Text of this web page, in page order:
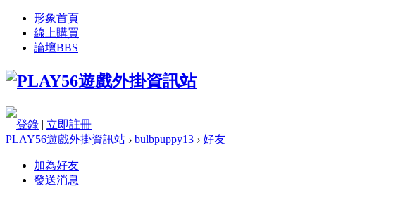
形象首頁
線上購買
論壇BBS
登錄 | 立即註冊
PLAY56遊戲外掛資訊站 › bulbpuppy13 › 好友
加為好友
發送消息